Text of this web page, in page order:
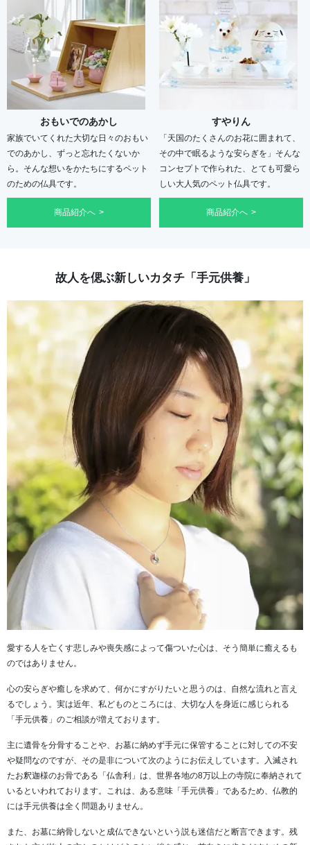
おもいでのあかし
家族でいてくれた大切な日々のおもい
でのあかし、ずっと忘れたくないか
ら。そんな想いをかたちにするペット
のための仏具です。
商品紹介へ
すやりん
「天国のたくさんのお花に囲まれて、
その中で眠るような安らぎを」そんな
コンセプトで作られた、とても可愛ら
しい大人気のペット仏具です。
商品紹介へ
故人を偲ぶ新しいカタチ「手元供養」
愛する人を亡くす悲しみや喪失感によって傷ついた心は、そう簡単に癒えるも
のではありません。
心の安らぎや癒しを求めて、何かにすがりたいと思うのは、自然な流れと言え
るでしょう。実は近年、私どものところには、大切な人を身近に感じられる
「手元供養」のご相談が増えております。
主に遺骨を分骨することや、お墓に納めず手元に保管することに対しての不安
や疑問なのですが、その是非について次のようにお伝えしています。入滅され
たお釈迦様のお骨である「仏舎利」は、世界各地の8万以上の寺院に奉納されて
いるといわれております。これは、ある意味「手元供養」であるため、仏教的
には手元供養は全く問題ありません。
また、お墓に納骨しないと成仏できないという説も迷信だと断言できます。残